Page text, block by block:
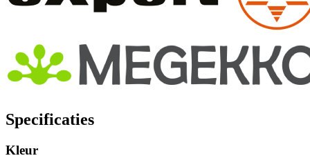
Specificaties
Kleur